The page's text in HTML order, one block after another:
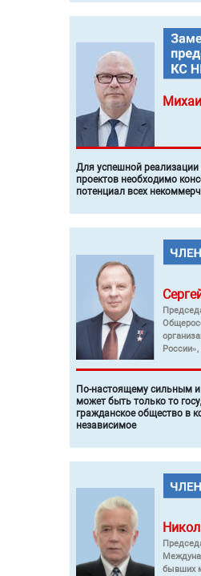
Для успешной
проектов необходимо
потенциал всех
По-настоящему сильным
может быть только то
гражданское общество в
независимое
бывших